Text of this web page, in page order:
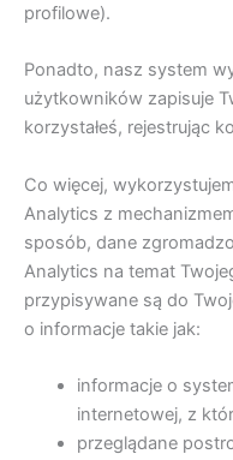
profilowe).
Ponadto, nasz system
użytkowników zapisuje
korzystałeś, rejestrując
Co więcej,
Analytics z
sposób, dane
Analytics na temat
przypisywane są do
o informacje takie jak:
informacje o
internetowej, z
przeglądane